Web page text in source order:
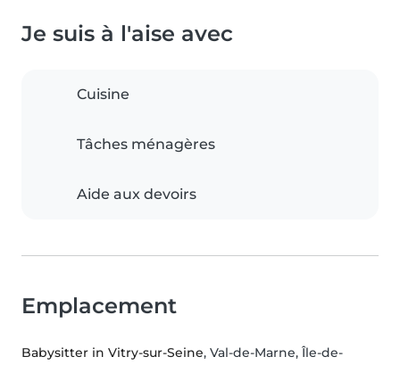
Je suis à l'aise avec
Cuisine
Tâches ménagères
Aide aux devoirs
Emplacement
Babysitter in Vitry-sur-Seine, Val-de-Marne, Île-de-